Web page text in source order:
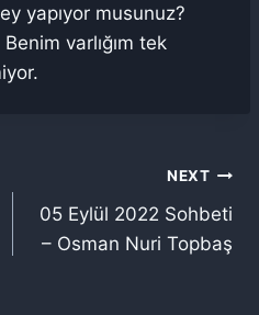
yapıyor musunuz?
varlığım tek
NEXT
05 Eylül 2022 Sohbeti
– Osman Nuri Topbaş